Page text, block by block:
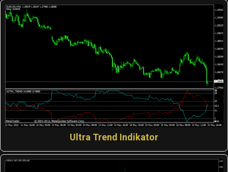
Ultra Trend Indikator